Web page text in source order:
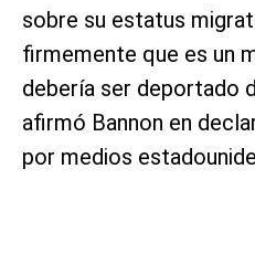
sobre su estatus
firmemente que es un
debería ser deportado
afirmó Bannon en
por medios